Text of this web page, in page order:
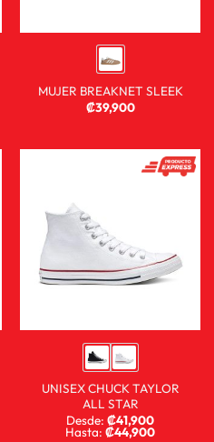
MUJER BREAKNET SLEEK
₡39,900
UNISEX CHUCK TAYLOR
ALL STAR
Desde: ₡41,900
Hasta: ₡44,900